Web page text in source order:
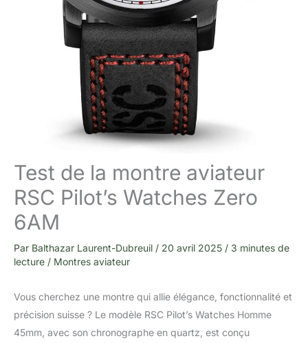
Test de la montre aviateur
RSC Pilot’s Watches Zero
6AM
Par Balthazar Laurent-Dubreuil / 20 avril 2025 / 3 minutes de
lecture / Montres aviateur
Vous cherchez une montre qui allie élégance, fonctionnalité et
précision suisse ? Le modèle RSC Pilot’s Watches Homme
45mm, avec son chronographe en quartz, est conçu